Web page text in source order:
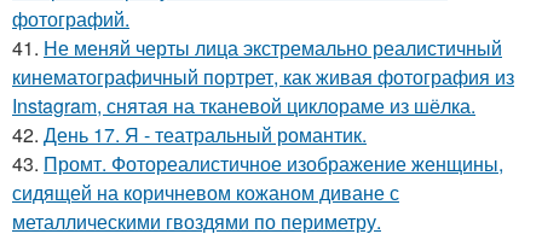
фотографий.
41. Не меняй черты лица экстремально реалистичный
кинематографичный портрет, как живая фотография из
Instagram, снятая на тканевой циклораме из шёлка.
42. День 17. Я - театральный романтик.
43. Промт. Фотореалистичное изображение женщины,
сидящей на коричневом кожаном диване с
металлическими гвоздями по периметру.